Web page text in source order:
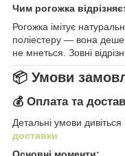
Чим рогожка
Рогожка імітує
поліестеру — вона
не мнеться. Зовні
📦 Умови
💰 Оплата та
Детальні умови дивіться
доставки